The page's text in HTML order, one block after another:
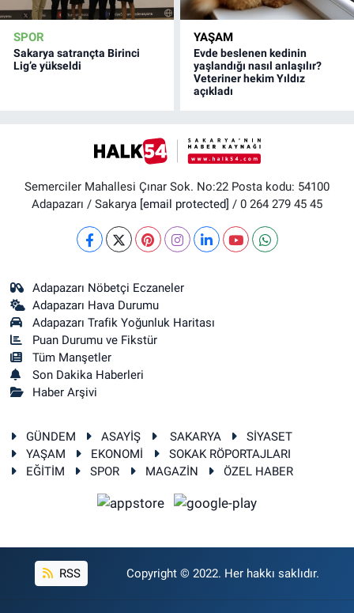
SPOR
Sakarya satrançta Birinci
Lig’e yükseldi
YAŞAM
Evde beslenen kedinin
yaşlandığı nasıl anlaşılır?
Veteriner hekim Yıldız
açıkladı
Semerciler Mahallesi Çınar Sok. No:22 Posta kodu: 54100
Adapazarı / Sakarya [email protected] / 0 264 279 45 45
Adapazarı Nöbetçi Eczaneler
Adapazarı Hava Durumu
Adapazarı Trafik Yoğunluk Haritası
Puan Durumu ve Fikstür
Tüm Manşetler
Son Dakika Haberleri
Haber Arşivi
GÜNDEM ASAYİŞ SAKARYA
SİYASET
YAŞAM
EKONOMİ
SOKAK RÖPORTAJLARI
EĞİTİM
SPOR MAGAZİN ÖZEL HABER
RSS Copyright © 2022. Her hakkı saklıdır.